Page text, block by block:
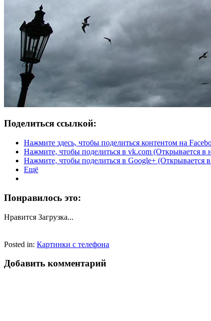
Поделиться ссылкой:
Нажмите здесь, чтобы поделиться контентом на
Нажмите, чтобы поделиться в vk.com (Открывается в
Нажмите, чтобы поделиться в Google+ (Открывается
Ещё
Понравилось это:
Нравится Загрузка...
Posted in: Картинки с телефона
Добавить комментарий